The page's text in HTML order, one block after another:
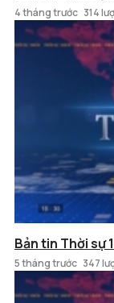
4 tháng trước 314
Bản tin Thời sự
5 tháng trước 347